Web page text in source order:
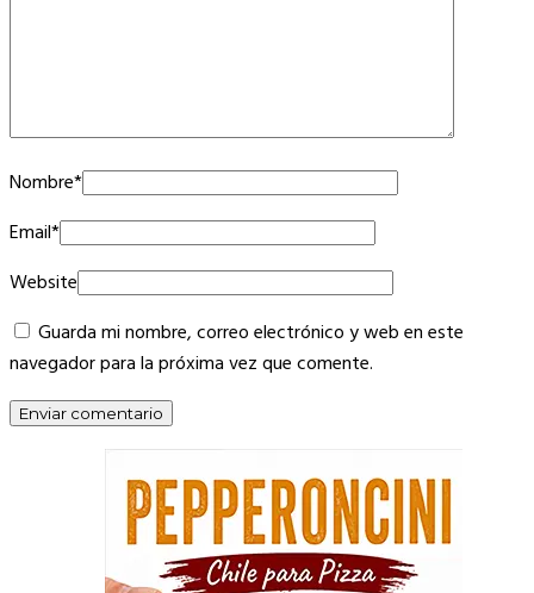
Nombre*
Email*
Website
Guarda mi nombre, correo electrónico y web en este
navegador para la próxima vez que comente.